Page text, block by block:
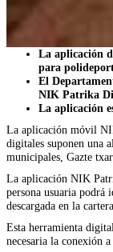
La aplicación
para
El
NIK Patrika
La aplicación
La aplicación móvil
digitales suponen una
municipales, Gazte
La aplicación NIK
persona usuaria podrá
descargada en la
Esta herramienta
necesaria la conexión